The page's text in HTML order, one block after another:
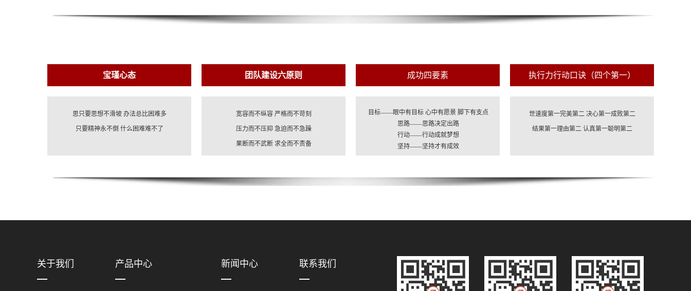
宝瑾心态
思只要思想不滑坡 办法总比困难多
只要精神永不倒 什么困难难不了
团队建设六原则
宽容而不纵容 严格而不苛刻
压力而不压抑 急迫而不急躁
果断而不武断 求全而不责备
成功四要素
目标——眼中有目标 心中有愿景 脚下有支点
思路——思路决定出路
行动——行动成就梦想
坚持——坚持才有成效
执行力行动口诀（四个第一）
世速度第一完美第二 决心第一成败第二
结果第一理由第二 认真第一聪明第二
关于我们 产品中心 新闻中心 联系我们